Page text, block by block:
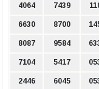
4064 7439
6630 8700
8087 9584
7104 5417
2446 6045